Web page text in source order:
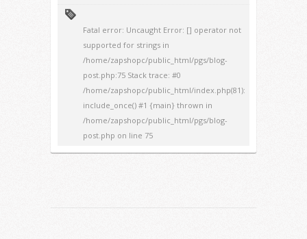
Fatal error: Uncaught Error: [] operator not
supported for strings in
/home/zapshopc/public_html/pgs/blog-
post.php:75 Stack trace: #0
/home/zapshopc/public_html/index.php(81):
include_once() #1 {main} thrown in
/home/zapshopc/public_html/pgs/blog-
post.php on line 75